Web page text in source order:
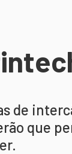
de
que